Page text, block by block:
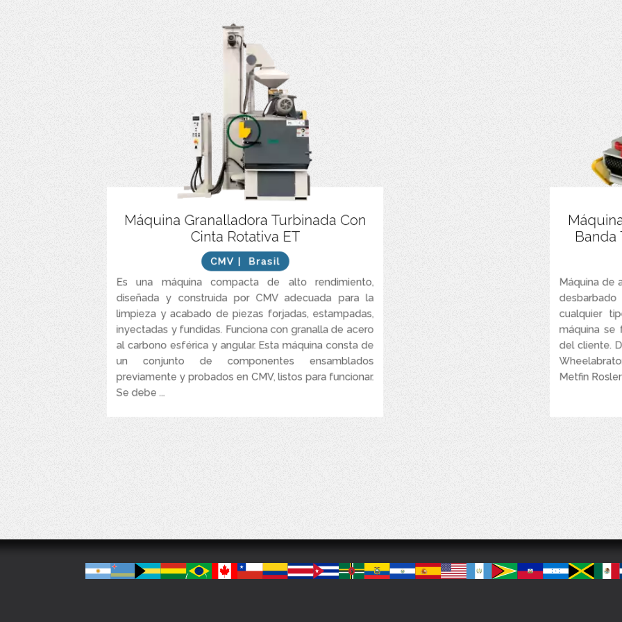
Máquina Granalladora Turbinada Con
Cinta Rotativa ET
CMV | Brasil
Es una máquina compacta de alto rendimiento,
diseñada y construida por CMV adecuada para la
limpieza y acabado de piezas forjadas, estampadas,
inyectadas y fundidas. Funciona con granalla de acero
al carbono esférica y angular. Esta máquina consta de
un conjunto de componentes ensamblados
previamente y probados en CMV, listos para funcionar.
Se debe ...
Funciona con granalla de acero al carbono esférica y angular.
Ciclo de producción rápido Banda
Máquina de
cualquier
máquina se
del cliente.
Metfin
Manejo de
Equipada
Variador de
Preparación